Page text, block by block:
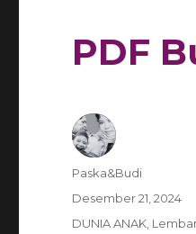
PDF
Author
Paska&Budi
Posted
Desember 21, 2024
Categories
DUNIA ANAK